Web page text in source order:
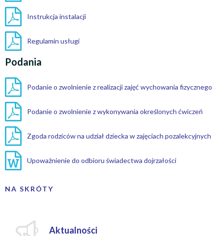
Instrukcja instalacji
Regulamin usługi
Podania
Podanie o zwolnienie z realizacji zajęć wychowania fizycznego
Podanie o zwolnienie z wykonywania określonych ćwiczeń
Zgoda rodziców na udział dziecka w zajęciach pozalekcyjnych
Upoważnienie do odbioru świadectwa dojrzałości
NA SKRÓTY
Aktualności